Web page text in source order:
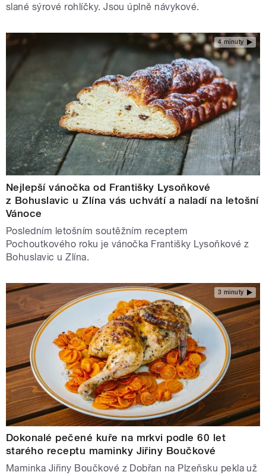
slané sýrové rohlíčky. Jsou úplně návykové.
4 minuty
Nejlepší vánočka od Františky Lysoňkové
z Bohuslavic u Zlína vás uchvátí a naladí na letošní
Vánoce
Posledním letošním soutěžním receptem
Pochoutkového roku je vánočka Františky Lysoňkové z
Bohuslavic u Zlína.
3 minuty
Dokonalé pečené kuře na mrkvi podle 60 let
starého receptu maminky Jiřiny Boučkové
Maminka Jiřiny Boučkové z Dobřan na Plzeňsku pekla už